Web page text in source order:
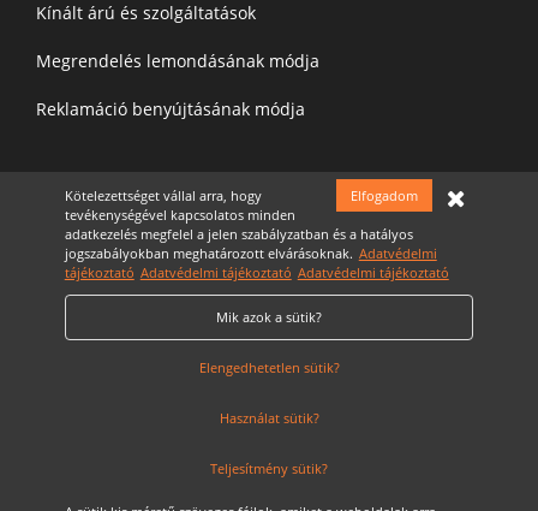
Kínált árú és szolgáltatások
Megrendelés lemondásának módja
Reklamáció benyújtásának módja
Felíratkozás a hírelevélre
Adatvédelmi nyilatkozatot
Elfogadom
Kötelezettséget vállal arra, hogy
tevékenységével kapcsolatos minden
adatkezelés megfelel a jelen szabályzatban és a hatályos
jogszabályokban meghatározott elvárásoknak. Adatvédelmi
tájékoztató Adatvédelmi tájékoztató Adatvédelmi tájékoztató
Mik azok a sütik?
Elengedhetetlen sütik?
Használat sütik?
Teljesítmény sütik?